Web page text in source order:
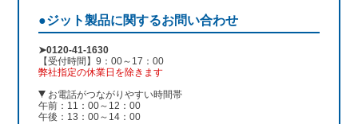
●ジット製品に関するお問い合わせ
➤0120-41-1630
【受付時間】9：00～17：00
弊社指定の休業日を除きます
お電話がつながりやすい時間帯
午前：11：00～12：00
午後：13：00～14：00